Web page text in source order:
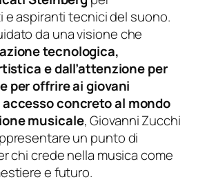
aspiranti tecnici del suono.
da una visione che
tecnologica,
e dall’attenzione per
per offrire ai giovani
concreto al mondo
musicale, Giovanni Zucchi
un punto di
chi crede nella musica come
e futuro.